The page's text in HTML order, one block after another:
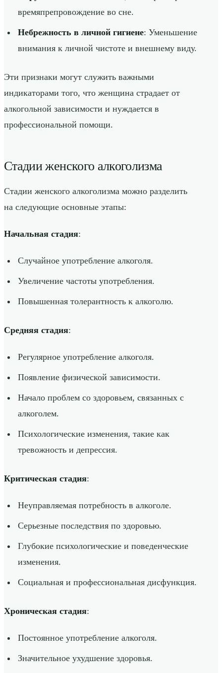
времяпрепровождение во сне.
Небрежность в личной гигиене: Уменьшение
внимания к личной чистоте и внешнему виду.
Эти признаки могут служить важными
индикаторами того, что женщина страдает от
алкогольной зависимости и нуждается в
профессиональной помощи.
Стадии женского алкоголизма
Стадии женского алкоголизма можно разделить
на следующие основные этапы:
Начальная стадия:
Случайное употребление алкоголя.
Увеличение частоты употребления.
Повышенная толерантность к алкоголю.
Средняя стадия:
Регулярное употребление алкоголя.
Появление физической зависимости.
Начало проблем со здоровьем, связанных с
алкоголем.
Психологические изменения, такие как
тревожность и депрессия.
Критическая стадия:
Неуправляемая потребность в алкоголе.
Серьезные последствия по здоровью.
Глубокие психологические и поведенческие
изменения.
Социальная и профессиональная дисфункция.
Хроническая стадия:
Постоянное употребление алкоголя.
Значительное ухудшение здоровья.